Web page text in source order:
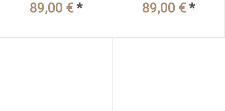
89,00 € * 89,00 € *